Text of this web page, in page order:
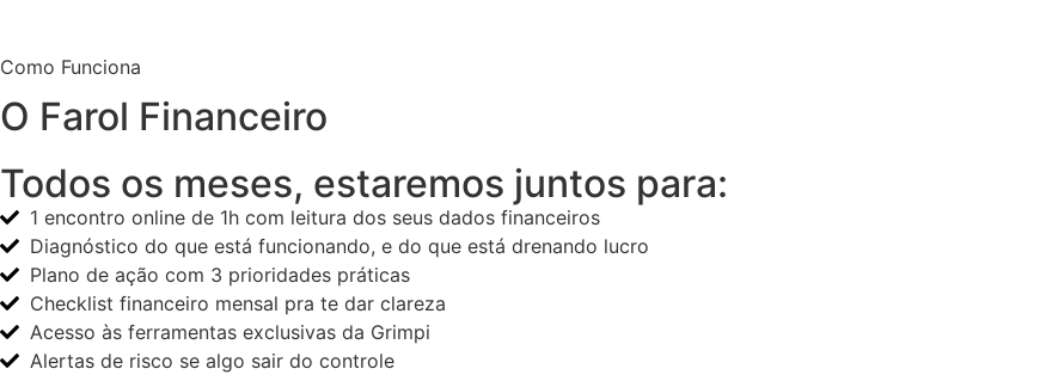
Como Funciona
O Farol Financeiro
Todos os meses, estaremos juntos para:
1 encontro online de 1h com leitura dos seus dados financeiros
Diagnóstico do que está funcionando, e do que está drenando lucro
Plano de ação com 3 prioridades práticas
Checklist financeiro mensal pra te dar clareza
Acesso às ferramentas exclusivas da Grimpi
Alertas de risco se algo sair do controle